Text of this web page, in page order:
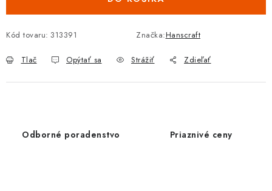
Kód tovaru: 313391 Značka:Hanscraft
Tlač Opýtať sa Strážiť Zdieľať
Odborné poradenstvo Priaznivé ceny